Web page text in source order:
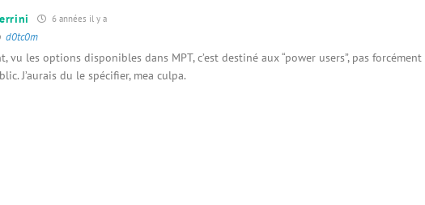
6 années il y a
d0tc0m
vu les options disponibles dans MPT, c’est destiné aux “power users”, pas forcément
J’aurais du le spécifier, mea culpa.